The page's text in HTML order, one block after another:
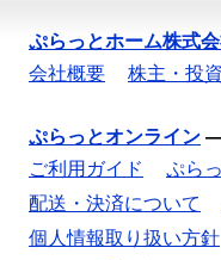
ぷらっとホーム株式
会社概要
株主・投
ぷらっとオンライン
ご利用ガイド
ぷら
配送・決済について
個人情報取り扱い方針